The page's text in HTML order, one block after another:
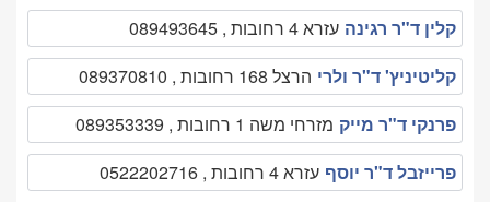
קלין ד"ר רגינה עזרא 4 רחובות , 089493645
קליטיניץ' ד"ר ולרי הרצל 168 רחובות , 089370810
פרנקי ד"ר מייק מזרחי משה 1 רחובות , 089353339
פרייזבל ד"ר יוסף עזרא 4 רחובות , 0522202716